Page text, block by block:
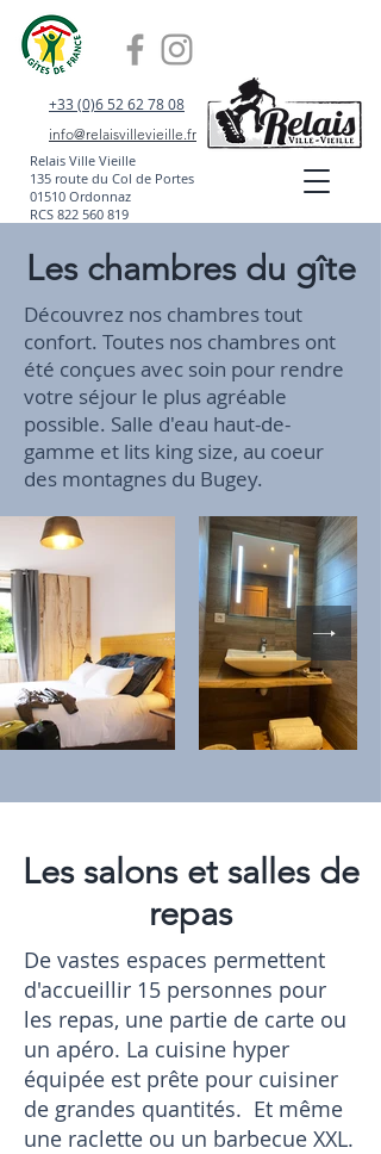
Relais Ville Vieille
135 route du Col de Portes
01510 Ordonnaz
RCS 822 560 819
+33 (0)6 52 62 78 08
info@relaisvillevieille.fr
Les chambres du gîte
Découvrez nos chambres tout
confort. Toutes nos chambres ont
été conçues avec soin pour rendre
votre séjour le plus agréable
possible. Salle d'eau haut-de-
gamme et lits king size, au coeur
des montagnes du Bugey.
Les salons et salles de
repas
De vastes espaces permettent
d'accueillir 15 personnes pour
les repas, une partie de carte ou
un apéro. La cuisine hyper
équipée est prête pour cuisiner
de grandes quantités. Et même
une raclette ou un barbecue XXL.